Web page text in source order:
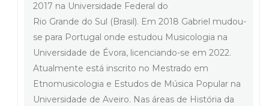
2017 na Universidade Federal do
Rio Grande do Sul (Brasil). Em 2018 Gabriel mudou-
se para Portugal onde estudou Musicologia na
Universidade de Évora, licenciando-se em 2022.
Atualmente está inscrito no Mestrado em
Etnomusicologia e Estudos de Música Popular na
Universidade de Aveiro. Nas áreas de História da